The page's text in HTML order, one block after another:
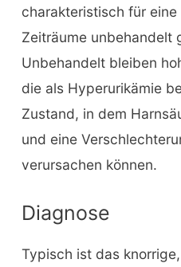
charakteristisch für
Zeiträume unbehandelt
Unbehandelt bleiben
die als Hyperurikämie
Zustand, in dem
und eine
verursachen können.
Diagnose
Typisch ist das